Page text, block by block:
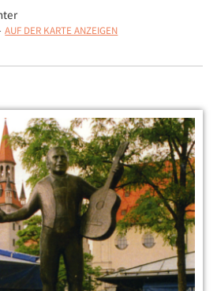
AUF DER KARTE ANZEIGEN